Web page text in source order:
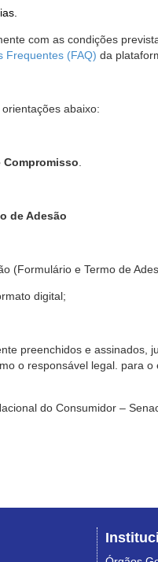
com as condições
Frequentes (FAQ) da
abaixo:
Compromisso
de Adesão
(Formulário e Termo de
digital;
preenchidos e
o responsável legal. para o
do Consumidor –